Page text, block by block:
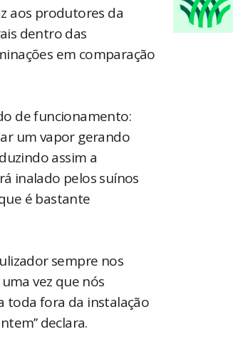
aos produtores da
dentro das
em comparação
de funcionamento:
um vapor gerando
assim a
inalado pelos suínos
é bastante
sempre nos
vez que nós
toda fora da instalação
declara.